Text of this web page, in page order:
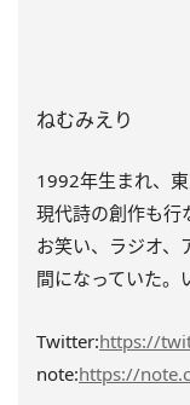
ねむみえり
1992年生まれ、
現代詩の創作も行
お笑い、ラジオ、
間になっていた。
Twitter:https://
note:https://